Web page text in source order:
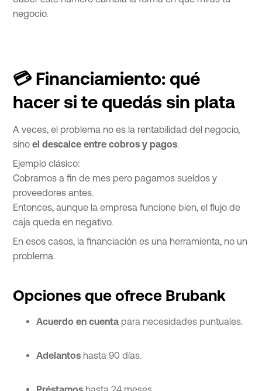
negocio.
💳 Financiamiento: qué
hacer si te quedás sin plata
A veces, el problema no es la rentabilidad del negocio,
sinoel descalce entre cobros y pagos.
Ejemplo clásico:
Cobramos a fin de mes pero pagamos sueldos y
proveedores antes.
Entonces, aunque la empresa funcione bien, el flujo de
caja queda en negativo.
En esos casos, la financiación es una herramienta, no un
problema.
Opciones que ofrece Brubank
Acuerdo en cuenta para necesidades puntuales.
Adelantos hasta 90 días.